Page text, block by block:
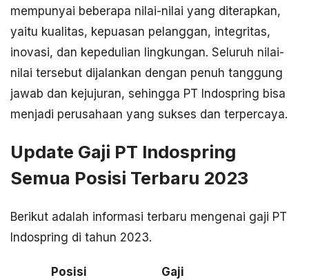
mempunyai beberapa nilai-nilai yang diterapkan,
yaitu kualitas, kepuasan pelanggan, integritas,
inovasi, dan kepedulian lingkungan. Seluruh nilai-
nilai tersebut dijalankan dengan penuh tanggung
jawab dan kejujuran, sehingga PT Indospring bisa
menjadi perusahaan yang sukses dan terpercaya.
Update Gaji PT Indospring
Semua Posisi Terbaru 2023
Berikut adalah informasi terbaru mengenai gaji PT
Indospring di tahun 2023.
Posisi
Gaji